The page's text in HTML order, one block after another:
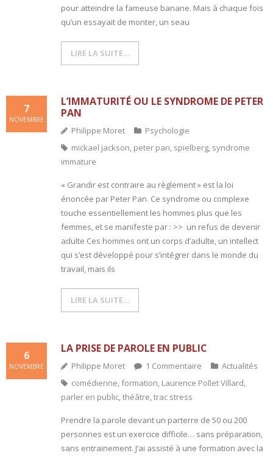
pour atteindre la fameuse banane. Mais à chaque fois
qu’un essayait de monter, un seau
LIRE LA SUITE…
L’IMMATURITÉ OU LE SYNDROME DE PETER
PAN
7
NOVEMBRE
Philippe Moret
Psychologie
mickael jackson, peter pan, spielberg, syndrome
immature
« Grandir est contraire au règlement » est la loi
énoncée par Peter Pan. Ce syndrome ou complexe
touche essentiellement les hommes plus que les
femmes, et se manifeste par : >> un refus de devenir
adulte Ces hommes ont un corps d’adulte, un intellect
qui s’est développé pour s’intégrer dans le monde du
travail, mais ils
LIRE LA SUITE…
LA PRISE DE PAROLE EN PUBLIC
6
NOVEMBRE Philippe Moret 1 Commentaire
Actualités
comédienne,formation, Laurence Pollet Villard,
parler en public,théâtre,trac stress
Prendre la parole devant un parterre de 50 ou 200
personnes est un exercice difficile… sans préparation,
sans entrainement. J’ai assisté à une formation avec la